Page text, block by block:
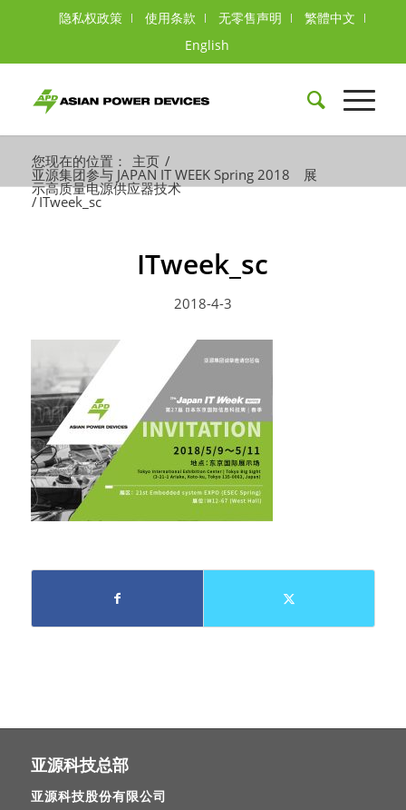
隐私权政策 使用条款 无零售声明
繁體中文
English
您现在的位置： 主页 /
亚源集团参与 JAPAN IT WEEK Spring 2018 展
示高质量电源供应器技术
/ ITweek_sc
ITweek_sc
2018-4-3
亚源科技总部
亚源科技股份有限公司